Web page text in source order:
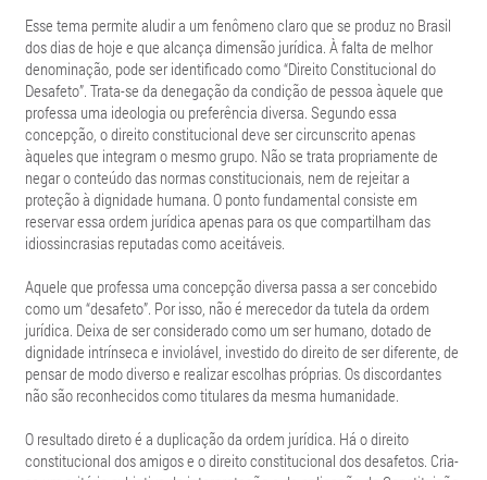
Esse tema permite aludir a um fenômeno claro que se produz no Brasil
dos dias de hoje e que alcança dimensão jurídica. À falta de melhor
denominação, pode ser identificado como “Direito Constitucional do
Desafeto”. Trata-se da denegação da condição de pessoa àquele que
professa uma ideologia ou preferência diversa. Segundo essa
concepção, o direito constitucional deve ser circunscrito apenas
àqueles que integram o mesmo grupo. Não se trata propriamente de
negar o conteúdo das normas constitucionais, nem de rejeitar a
proteção à dignidade humana. O ponto fundamental consiste em
reservar essa ordem jurídica apenas para os que compartilham das
idiossincrasias reputadas como aceitáveis.
Aquele que professa uma concepção diversa passa a ser concebido
como um “desafeto”. Por isso, não é merecedor da tutela da ordem
jurídica. Deixa de ser considerado como um ser humano, dotado de
dignidade intrínseca e inviolável, investido do direito de ser diferente, de
pensar de modo diverso e realizar escolhas próprias. Os discordantes
não são reconhecidos como titulares da mesma humanidade.
O resultado direto é a duplicação da ordem jurídica. Há o direito
constitucional dos amigos e o direito constitucional dos desafetos. Cria-